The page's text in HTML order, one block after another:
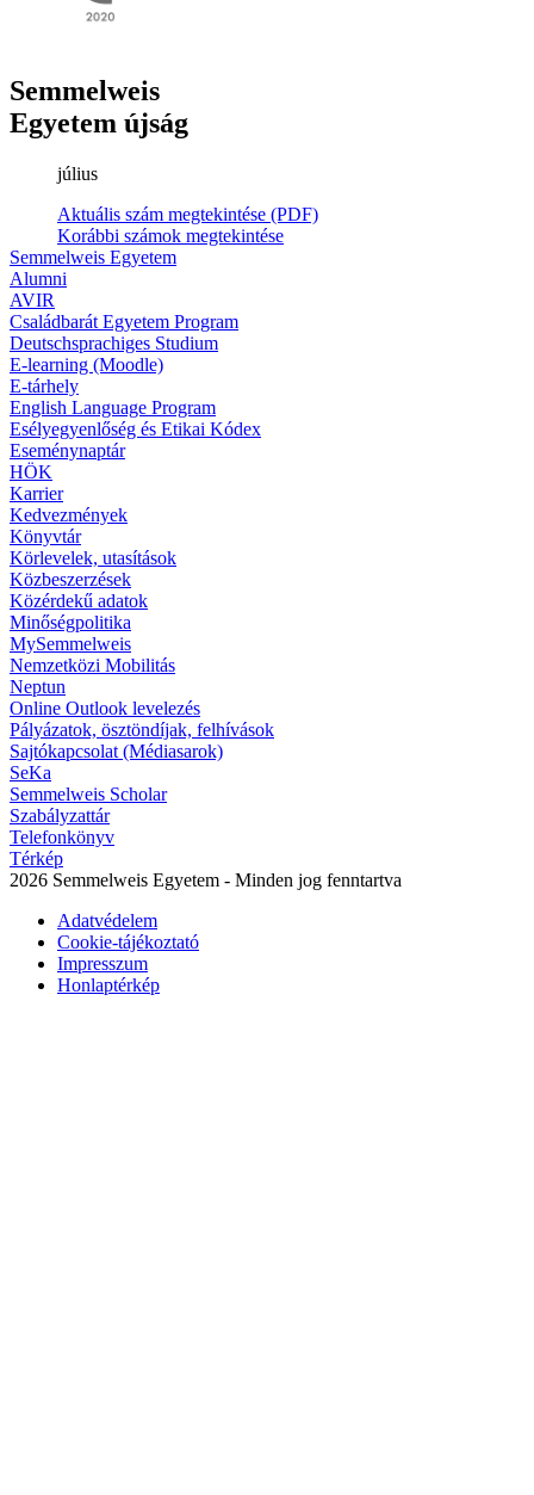
Semmelweis
Egyetem újság
július
Aktuális szám megtekintése (PDF)
Korábbi számok megtekintése
Semmelweis Egyetem
Alumni
AVIR
Családbarát Egyetem Program
Deutschsprachiges Studium
E-learning (Moodle)
E-tárhely
English Language Program
Esélyegyenlőség és Etikai Kódex
Eseménynaptár
HÖK
Karrier
Kedvezmények
Könyvtár
Körlevelek, utasítások
Közbeszerzések
Közérdekű adatok
Minőségpolitika
MySemmelweis
Nemzetközi Mobilitás
Neptun
Online Outlook levelezés
Pályázatok, ösztöndíjak, felhívások
Sajtókapcsolat (Médiasarok)
SeKa
Semmelweis Scholar
Szabályzattár
Telefonkönyv
Térkép
2026 Semmelweis Egyetem - Minden jog fenntartva
Adatvédelem
Cookie-tájékoztató
Impresszum
Honlaptérkép